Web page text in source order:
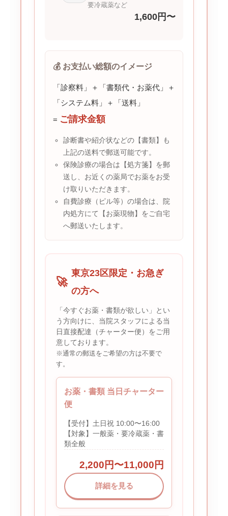
要冷蔵薬など
1,600円〜
💰 お支払い総額のイメージ
「診察料」＋「書類代・お薬代」＋
「システム料」＋「送料」
= ご請求金額
診断書や紹介状などの【書類】も
上記の送料で郵送可能です。
保険診療の場合は【処方箋】を郵
送し、お近くの薬局でお薬をお受
け取りいただきます。
自費診療（ピル等）の場合は、院
内処方にて【お薬現物】をご自宅
へ郵送いたします。
🚀
東京23区限定・お急ぎ
の方へ
「今すぐお薬・書類が欲しい」とい
う方向けに、当院スタッフによる当
日直接配達（チャーター便）をご用
意しております。
※通常の郵送をご希望の方は不要で
す。
お薬・書類 当日チャーター
便
【受付】土日祝 10:00〜16:00
【対象】一般薬・要冷蔵薬・書
類全般
2,200円〜11,000円
詳細を見る